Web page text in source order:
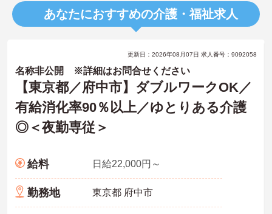
あなたにおすすめの介護・福祉求人
更新日：2026年08月07日 求人番号：9092058
名称非公開 ※詳細はお問合せください
【東京都／府中市】ダブルワークOK／
有給消化率90％以上／ゆとりある介護
◎＜夜勤専従＞
給料 日給22,000円～
勤務地 東京都 府中市